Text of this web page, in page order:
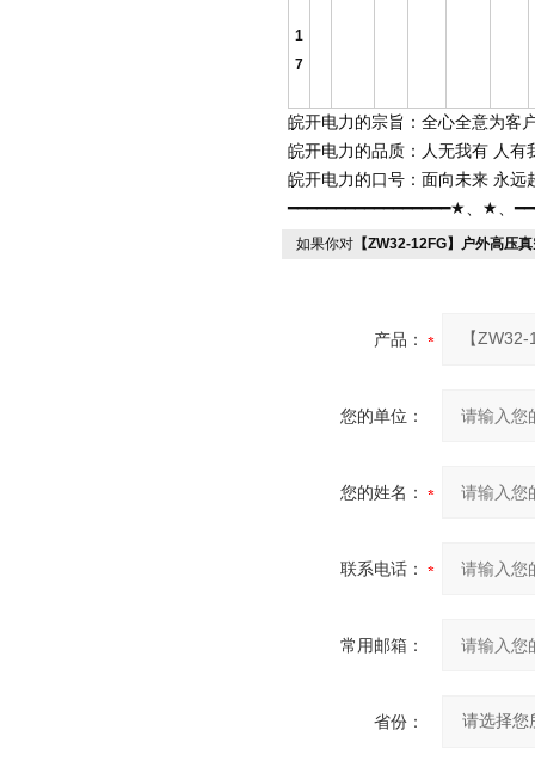
1
7
皖开电力的宗旨：全心全意为客
皖开电力 的品质：人无我有 人有
皖开电力 的口号：面向未来 永远
━━━━━━━━━━━━━━━━━★、★、
如果你对 【ZW32-12FG】户外高压
产品：
您的单位：
您的姓名：
联系电话：
常用邮箱：
省份：